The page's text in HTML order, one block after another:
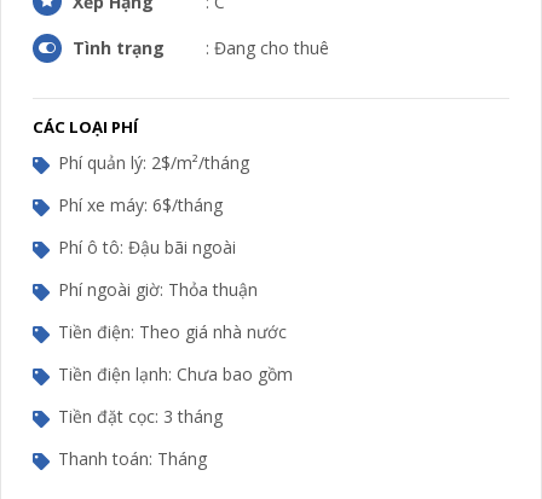
Tình trạng : Đang cho thuê
CÁC LOẠI PHÍ
Phí quản lý: 2$/m²/tháng
Phí xe máy: 6$/tháng
Phí ô tô: Đậu bãi ngoài
Phí ngoài giờ: Thỏa thuận
Tiền điện: Theo giá nhà nước
Tiền điện lạnh: Chưa bao gồm
Tiền đặt cọc: 3 tháng
Thanh toán: Tháng